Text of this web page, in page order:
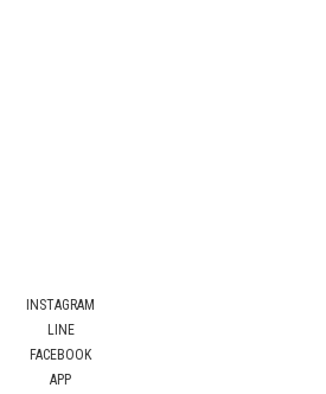
INSTAGRAM
LINE
FACEBOOK
APP